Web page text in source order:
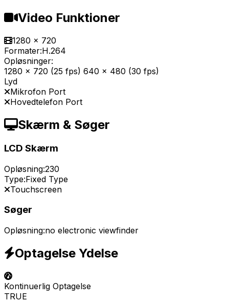
Video Funktioner
1280 x 720
Formater:H.264
Opløsninger:
1280 x 720 (25 fps) 640 x 480 (30 fps)
Lyd
Mikrofon Port
Hovedtelefon Port
Skærm & Søger
LCD Skærm
Opløsning:230
Type:Fixed Type
Touchscreen
Søger
Opløsning:no electronic viewfinder
Optagelse Ydelse
Kontinuerlig Optagelse
TRUE